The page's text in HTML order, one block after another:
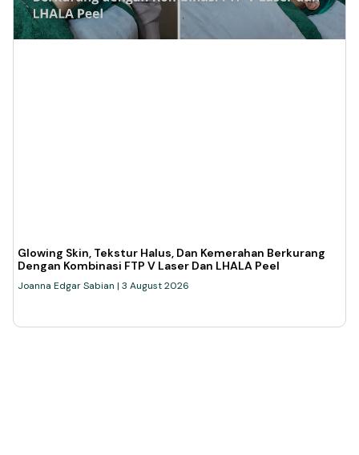
Glowing Skin, Tekstur Halus, Dan Kemerahan Berkurang
Dengan Kombinasi FTP V Laser Dan LHALA Peel
Joanna Edgar Sabian 3 August 2026